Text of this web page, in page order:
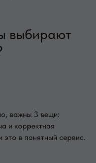
выбирают
важны 3 вещи:
и корректная
в понятный сервис.